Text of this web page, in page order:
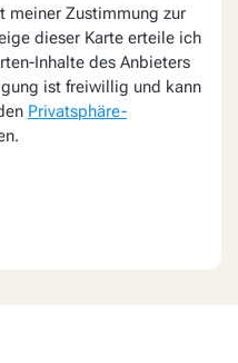
meiner Zustimmung zur
dieser Karte erteile ich
Inhalte des Anbieters
ist freiwillig und kann
Privatsphäre-